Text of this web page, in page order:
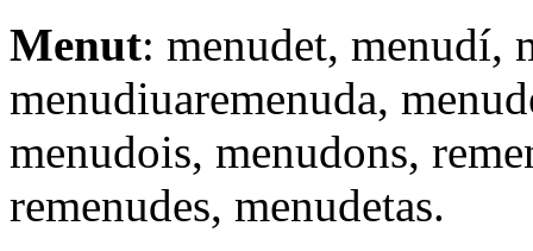
Menut: menudet, menudí,
menudiuaremenuda,
menudois, menudons,
remenudes, menudetas.